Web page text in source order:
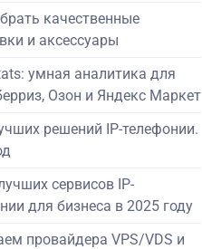
качественные
и аксессуары
умная аналитика для
Озон и Яндекс Маркет
решений IP-телефонии.
сервисов IP-
для бизнеса в 2025 году
провайдера VPS/VDS и